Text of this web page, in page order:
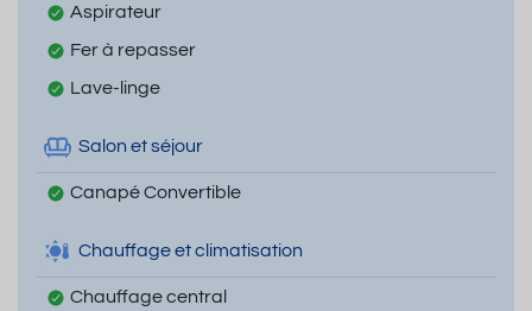
Aspirateur
Fer à repasser
Lave-linge
Salon et séjour
Canapé Convertible
Chauffage et climatisation
Chauffage central